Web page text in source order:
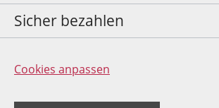
Sicher bezahlen
Cookies anpassen